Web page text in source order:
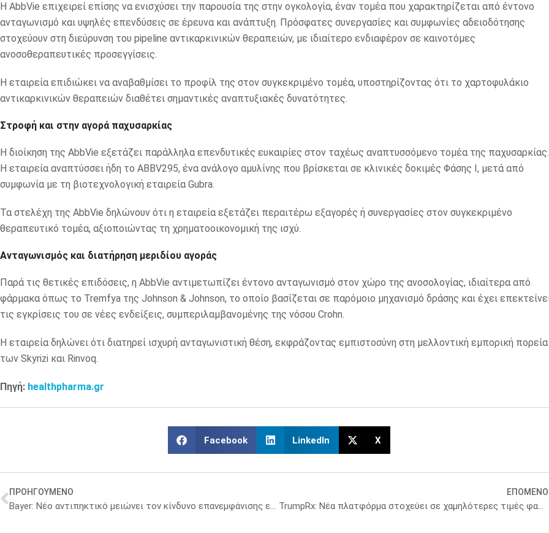
Η AbbVie επιχειρεί επίσης να ενισχύσει την παρουσία της στην ογκολογία, έναν τομέα που χαρακτηρίζεται από έντονο
ανταγωνισμό και υψηλές επενδύσεις σε έρευνα και ανάπτυξη. Πρόσφατες συνεργασίες και συμφωνίες αδειοδότησης
στοχεύουν στη διεύρυνση του pipeline αντικαρκινικών θεραπειών, με ιδιαίτερο ενδιαφέρον σε καινοτόμες
ανοσοθεραπευτικές προσεγγίσεις.
Η εταιρεία επιδιώκει να αναβαθμίσει το προφίλ της στον συγκεκριμένο τομέα, υποστηρίζοντας ότι το χαρτοφυλάκιο
αντικαρκινικών θεραπειών διαθέτει σημαντικές αναπτυξιακές δυνατότητες.
Στροφή και στην αγορά παχυσαρκίας
Η διοίκηση της AbbVie εξετάζει παράλληλα επενδυτικές ευκαιρίες στον ταχέως αναπτυσσόμενο τομέα της παχυσαρκίας.
Η εταιρεία αναπτύσσει ήδη το ABBV295, ένα ανάλογο αμυλίνης που βρίσκεται σε κλινικές δοκιμές Φάσης Ι, μετά από
συμφωνία με τη βιοτεχνολογική εταιρεία Gubra.
Τα στελέχη της AbbVie δηλώνουν ότι η εταιρεία εξετάζει περαιτέρω εξαγορές ή συνεργασίες στον συγκεκριμένο
θεραπευτικό τομέα, αξιοποιώντας τη χρηματοοικονομική της ισχύ.
Ανταγωνισμός και διατήρηση μεριδίου αγοράς
Παρά τις θετικές επιδόσεις, η AbbVie αντιμετωπίζει έντονο ανταγωνισμό στον χώρο της ανοσολογίας, ιδιαίτερα από
φάρμακα όπως το Tremfya της Johnson & Johnson, το οποίο βασίζεται σε παρόμοιο μηχανισμό δράσης και έχει
τις εγκρίσεις του σε νέες ενδείξεις, συμπεριλαμβανομένης της νόσου Crohn.
Η εταιρεία δηλώνει ότι διατηρεί ισχυρή ανταγωνιστική θέση, εκφράζοντας εμπιστοσύνη στη μελλοντική εμπορική πορεία
των Skyrizi και Rinvoq.
Πηγή: healthpharma.gr
Facebook LinkedIn X
ΠΡΟΗΓΟΥΜΕΝΟ
Bayer: Νέο αντιπηκτικό μειώνει τον κίνδυνο επανεμφάνισης εγκεφαλικού
ΕΠΟΜΕΝΟ
TrumpRx: Nέα πλατφόρμα στοχεύει σε χαμηλότερες τιμές φαρμάκων